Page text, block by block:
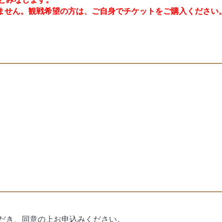
ん。観戦希望の方は、ご自身でチケットをご購入ください
、同意の上お申込みください。